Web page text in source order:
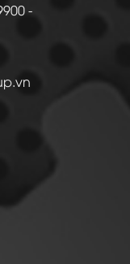
16 9900 -